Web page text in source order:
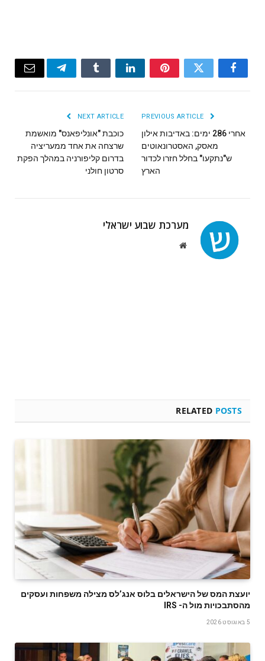
Facebook
Twitter
Pinterest
LinkedIn
Tumblr
Telegram
Email
אחרי 286 ימים: באדיבות אילון
מאסק, האסטרונאוטים
ש"נתקעו" בחלל חזרו לכדור
הארץ
NEXT ARTICLE
כוכבת "אונליפאנס" מואשמת
שרצחה את אחד ממעריציה
בדרום קליפורניה במהלך הפקת
סרטון חולני
מערכת שבוע ישראלי
Website
RELATED POSTS
‬מהסתבכויות‭ ‬מול‭ ‬ה- IRS
5 באוגוסט 2026